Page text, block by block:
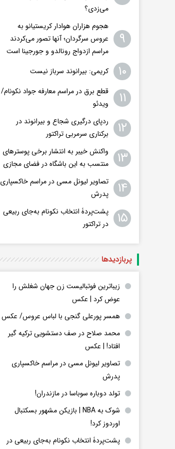
می‌زدی؟
۹
هجوم هزاران هوادار کریستیانو به
عروس سرگردان؛ آنها تصور می‌کردند
مراسم ازدواج رونالدو و جورجینا است
۱۰ کریمی: بیرانوند سرباز نیست
۱۱
قطع برق در مراسم معارفه جواد نکونام/
ویدئو
۱۲
ردپای درگیری شجاع و بیرانوند در
برکناری سرمربی تراکتور
۱۳
واکنش خیبر به انتشار برخی پوسترهای
منتسب به این باشگاه در فضای مجازی
۱۴
تصاویر لیونل مسی در مراسم خاکسپاری
پدرش
۱۵
پشت‌پردۀ انتخاب نکونام به‌جای ربیعی
در ترا‌کتور
پربازدید‌ها
زیباترین فوتبالیست زن جهان شغلش را
عوض کرد | عکس
همسر پورعلی گنجی با لباس عروس/ عکس
محمد صلاح در صف دستشویی ترکیه گیر
افتاد! | عکس
تصاویر لیونل مسی در مراسم خاکسپاری
پدرش
تولد دوباره سوباسا در مازندران!
شوک به NBA | بازیکن مشهور بسکتبال
اوردوز کرد!
پشت‌پردۀ انتخاب نکونام به‌جای ربیعی در